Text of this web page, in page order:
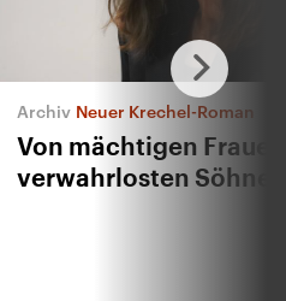
Neuer Krechel-Roman
Von mächtigen
verwahrlosten Söhnen